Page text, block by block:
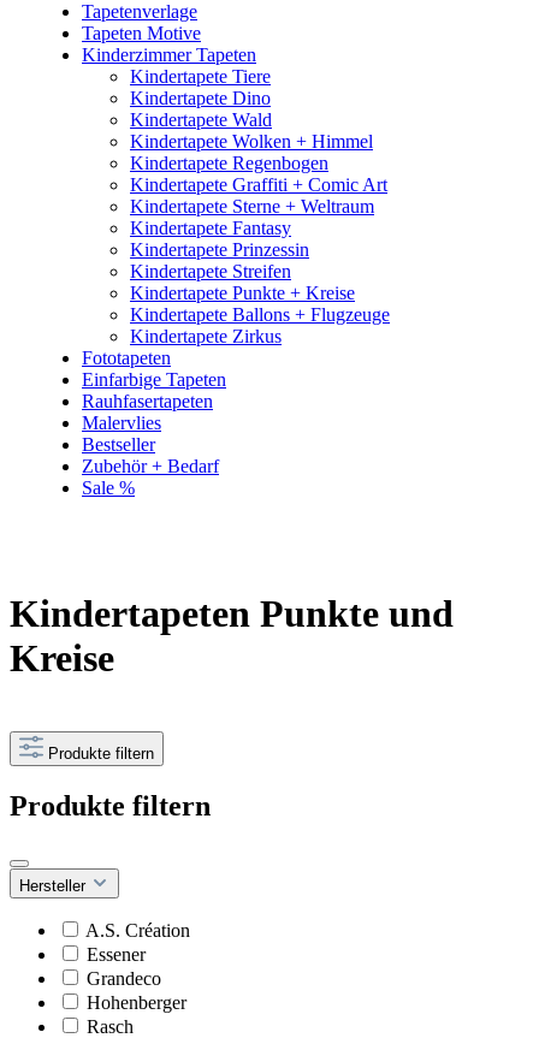
Tapetenverlage
Tapeten Motive
Kinderzimmer Tapeten
Kindertapete Tiere
Kindertapete Dino
Kindertapete Wald
Kindertapete Wolken + Himmel
Kindertapete Regenbogen
Kindertapete Graffiti + Comic Art
Kindertapete Sterne + Weltraum
Kindertapete Fantasy
Kindertapete Prinzessin
Kindertapete Streifen
Kindertapete Punkte + Kreise
Kindertapete Ballons + Flugzeuge
Kindertapete Zirkus
Fototapeten
Einfarbige Tapeten
Rauhfasertapeten
Malervlies
Bestseller
Zubehör + Bedarf
Sale %
Kindertapeten Punkte und
Kreise
Produkte filtern
Produkte filtern
Hersteller
A.S. Création
Essener
Grandeco
Hohenberger
Rasch